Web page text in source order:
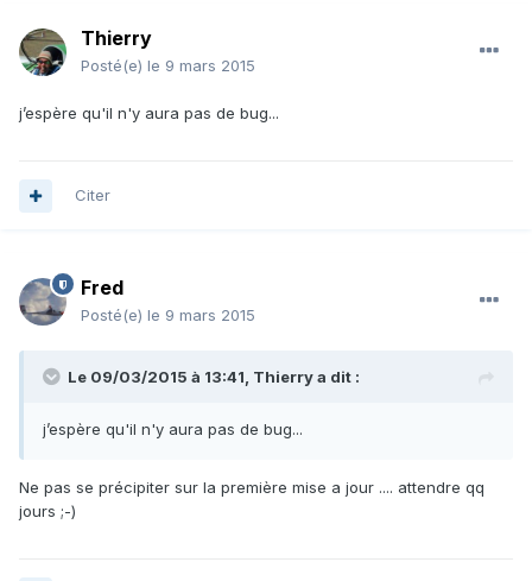
Thierry
Posté(e) le 9 mars 2015
j’espère qu'il n'y aura pas de bug...
Citer
Fred
Posté(e) le 9 mars 2015
Le 09/03/2015 à 13:41, Thierry a dit :
j’espère qu'il n'y aura pas de bug...
Ne pas se précipiter sur la première mise a jour .... attendre qq
jours ;-)